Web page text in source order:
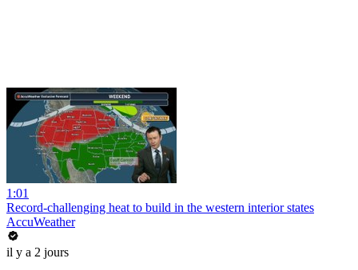
1:01
Record-challenging heat to build in the western interior states
AccuWeather
il y a 2 jours